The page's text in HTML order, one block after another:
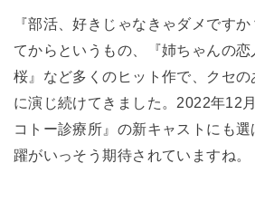
『部活、好きじゃなきゃダメです
てからというもの、『姉ちゃんの
桜』など多くのヒット作で、クセ
に演じ続けてきました。2022年12
コトー診療所』の新キャストにも
躍がいっそう期待されていますね。